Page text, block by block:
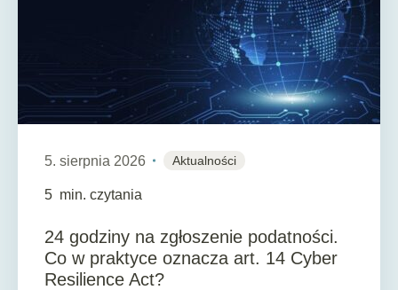
5. sierpnia 2026 Aktualności
5 min. czytania
24 godziny na zgłoszenie podatności.
Co w praktyce oznacza art. 14 Cyber
Resilience Act?